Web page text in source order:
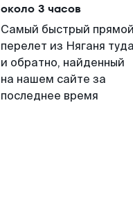
около 3 часов
Самый быстрый прямой
перелет из Няганя туда
и обратно, найденный
на нашем сайте за
последнее время